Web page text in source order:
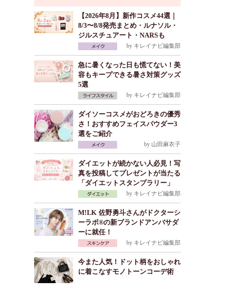
【2026年8月】新作コスメ44選｜
8/3〜8/8発売まとめ・ルナソル・
ジルスチュアート・NARSも
by キレイナビ編集部
急に暑くなった日も慌てない！美
容もキープできる暑さ対策グッズ
5選
by キレイナビ編集部
ダイソーコスメがおどろきの優秀
さ！おすすめフェイスパウダー3
選をご紹介
by 山田麻衣子
ダイエットが続かない人必見！写
真を投稿してプレゼントが当たる
「ダイエットスタンプラリー」
by キレイナビ編集部
M!LK 佐野勇斗さんがドクターシ
ーラボ®の新ブランドアンバサダ
ーに就任！
by キレイナビ編集部
今また人気！ドット柄をおしゃれ
に着こなすモノトーンコーデ術